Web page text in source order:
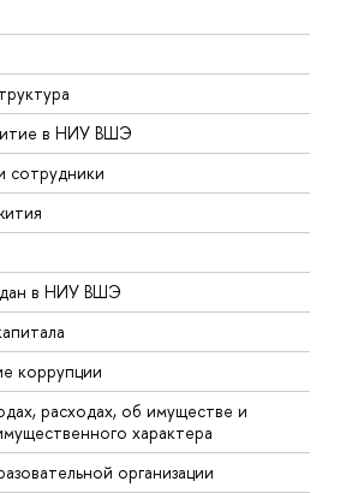
в НИУ ВШЭ
сотрудники
в НИУ ВШЭ
коррупции
расходах, об имуществе и
характера
организации